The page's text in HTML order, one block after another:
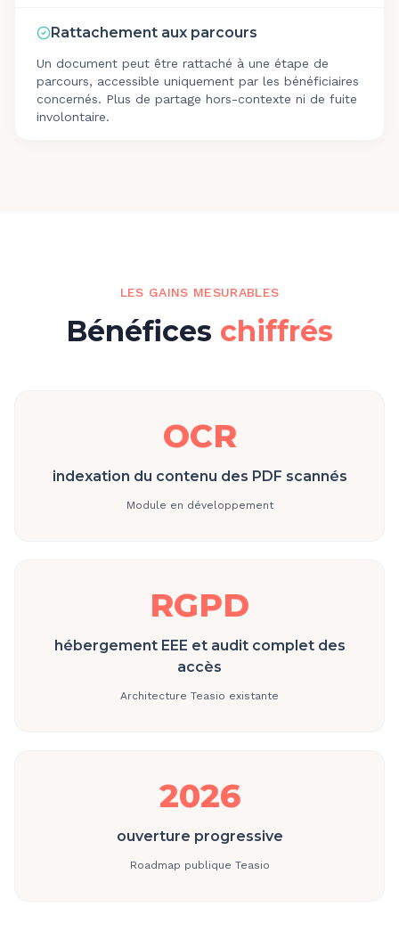
Rattachement aux parcours
Un document peut être rattaché à une étape de
parcours, accessible uniquement par les bénéficiaires
concernés. Plus de partage hors-contexte ni de fuite
involontaire.
LES GAINS MESURABLES
Bénéfices chiffrés
OCR
indexation du contenu des PDF scannés
Module en développement
RGPD
hébergement EEE et audit complet des
accès
Architecture Teasio existante
2026
ouverture progressive
Roadmap publique Teasio